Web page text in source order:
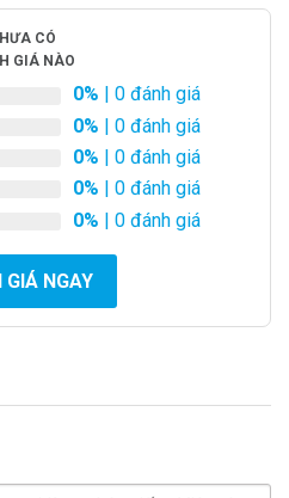
CÓ
GIÁ NÀO
0% | 0 đánh giá
0% | 0 đánh giá
0% | 0 đánh giá
0% | 0 đánh giá
0% | 0 đánh giá
NGAY